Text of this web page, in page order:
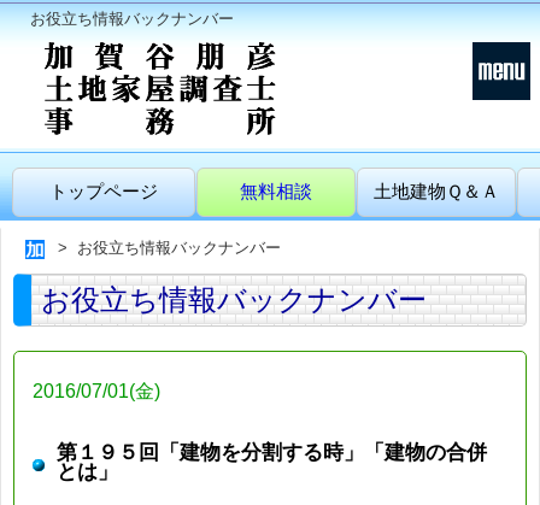
お役立ち情報バックナンバー
トップページ 無料相談 土地建物Ｑ＆Ａ
お役立ち情報バックナンバー
お役立ち情報バックナンバー
2016/07/01(金)
第１９５回「建物を分割する時」「建物の合併
とは」